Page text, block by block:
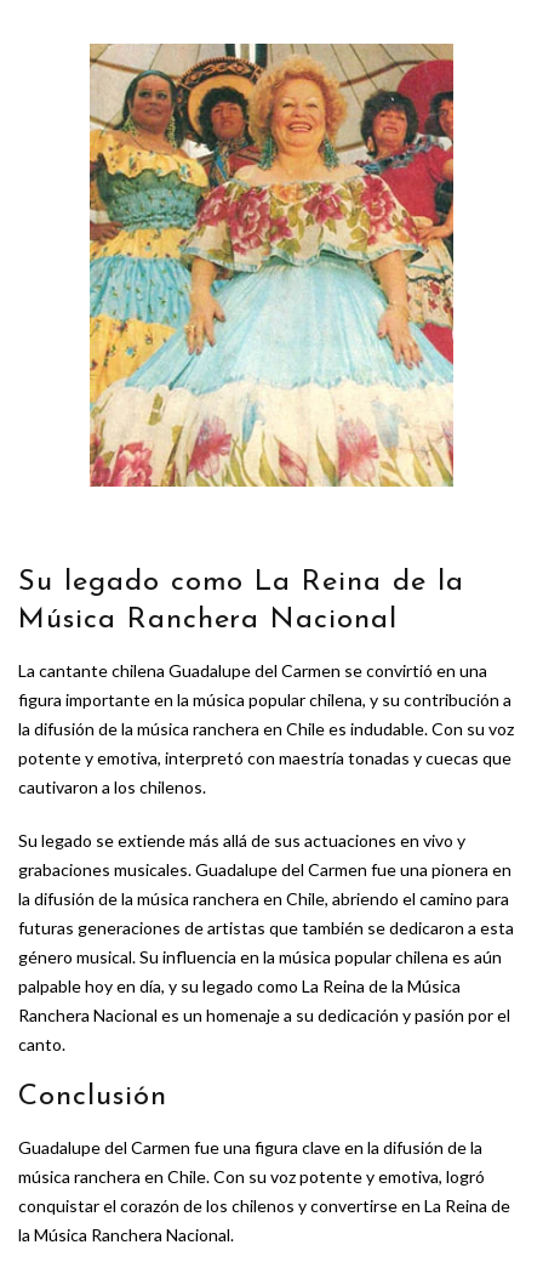
Su legado como La Reina de la
Música Ranchera Nacional
La cantante chilena Guadalupe del Carmen se convirtió en una
figura importante en la música popular chilena, y su contribución a
la difusión de la música ranchera en Chile es indudable. Con su voz
potente y emotiva, interpretó con maestría tonadas y cuecas que
cautivaron a los chilenos.
Su legado se extiende más allá de sus actuaciones en vivo y
grabaciones musicales. Guadalupe del Carmen fue una pionera en
la difusión de la música ranchera en Chile, abriendo el camino para
futuras generaciones de artistas que también se dedicaron a esta
género musical. Su influencia en la música popular chilena es aún
palpable hoy en día, y su legado como La Reina de la Música
Ranchera Nacional es un homenaje a su dedicación y pasión por el
canto.
Conclusión
Guadalupe del Carmen fue una figura clave en la difusión de la
música ranchera en Chile. Con su voz potente y emotiva, logró
conquistar el corazón de los chilenos y convertirse en La Reina de
la Música Ranchera Nacional.